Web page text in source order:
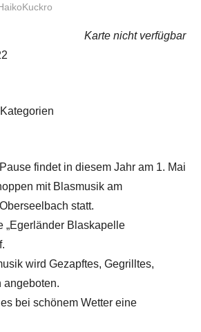
Karte nicht verfügbar
findet in diesem Jahr am 1. Mai
mit Blasmusik am
statt.
„Egerländer Blaskapelle
wird Gezapftes, Gegrilltes,
angeboten.
bei schönem Wetter eine